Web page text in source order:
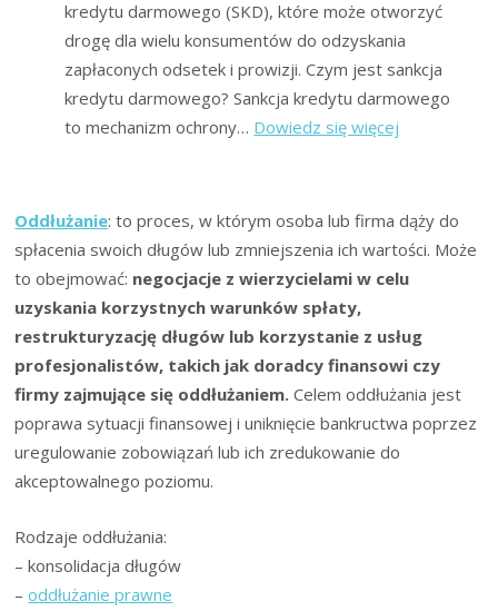
kredytu darmowego (SKD), które może otworzyć
drogę dla wielu konsumentów do odzyskania
zapłaconych odsetek i prowizji. Czym jest sankcja
kredytu darmowego? Sankcja kredytu darmowego
to mechanizm ochrony… Dowiedz się więcej
sprawie
sankcji
kredytu
(SKD)
w
Polsce:
Wyrok
Oddłużanie: to proces, w którym osoba lub firma dąży do
spłacenia swoich długów lub zmniejszenia ich wartości. Może
to obejmować: negocjacje z wierzycielami w celu
uzyskania korzystnych warunków spłaty,
restrukturyzację długów lub korzystanie z usług
profesjonalistów, takich jak doradcy finansowi czy
firmy zajmujące się oddłużaniem. Celem oddłużania jest
poprawa sytuacji finansowej i uniknięcie bankructwa poprzez
uregulowanie zobowiązań lub ich zredukowanie do
akceptowalnego poziomu.
Rodzaje oddłużania:
– konsolidacja długów
–oddłużanie prawne